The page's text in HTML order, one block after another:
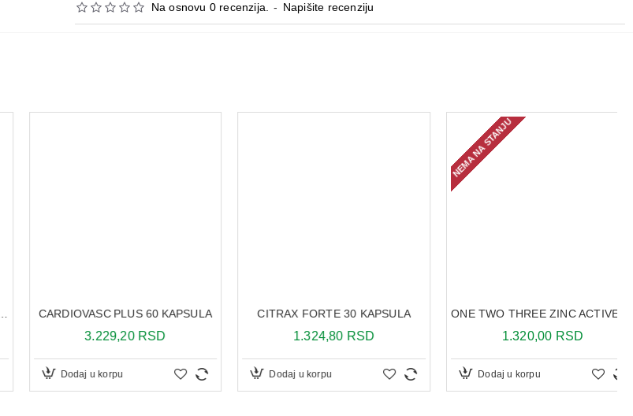
Na osnovu 0 recenzija. - Napišite recenziju
CARDIOVASC PLUS 60 KAPSULA
3.229,20 RSD
Dodaj u korpu
CITRAX FORTE 30 KAPSULA
1.324,80 RSD
Dodaj u korpu
NEMA NA STANJU
ONE TWO THREE ZINC ACTIVE 60 KAPSULA
1.320,00 RSD
Dodaj u korpu